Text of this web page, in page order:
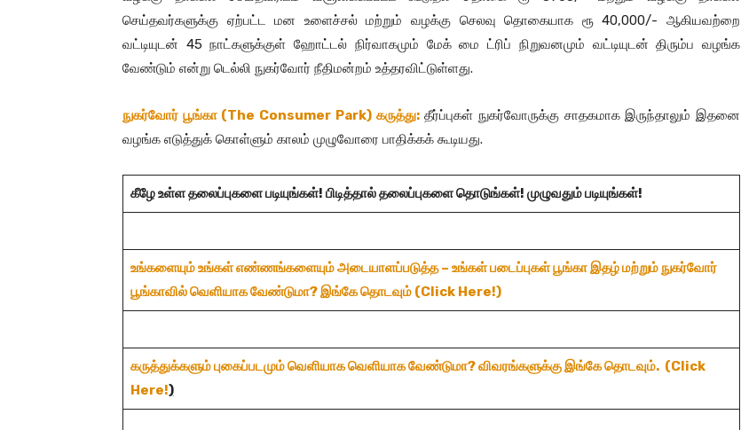
செய்தவர்களுக்கு ஏற்பட்ட மன உளைச்சல் மற்றும் வழக்கு செலவு தொகையாக ரூ 40,000/- ஆகியவற்றை
வட்டியுடன் 45 நாட்களுக்குள் ஹோட்டல் நிர்வாகமும் மேக் மை ட்ரிப் நிறுவனமும் வட்டியுடன் திரும்ப வழங்க
வேண்டும் என்று டெல்லி நுகர்வோர் நீதிமன்றம் உத்தரவிட்டுள்ளது.
நுகர்வோர் பூங்கா (The Consumer Park) கருத்து:தீர்ப்புகள் நுகர்வோருக்கு சாதகமாக இருந்தாலும் இதனை
வழங்க எடுத்துக் கொள்ளும் காலம் முழுவோரை பாதிக்கக் கூடியது.
கீழே உள்ள தலைப்புகளை படியுங்கள்! பிடித்தால் தலைப்புகளை தொடுங்கள்! முழுவதும் படியுங்கள்!
உங்களையும் உங்கள் எண்ணங்களையும் அடையாளப்படுத்த – உங்கள்படைப்புகள்பூங்காஇதழ்மற்றும் நுகர்வோர்
பூங்காவில்வெளியாகவேண்டுமா? இங்கே தொடவும் (Click Here!)
கருத்துக்களும் புகைப்படமும் வெளியாக வெளியாகவேண்டுமா? விவரங்களுக்கு இங்கே தொடவும். (Click
Here!)